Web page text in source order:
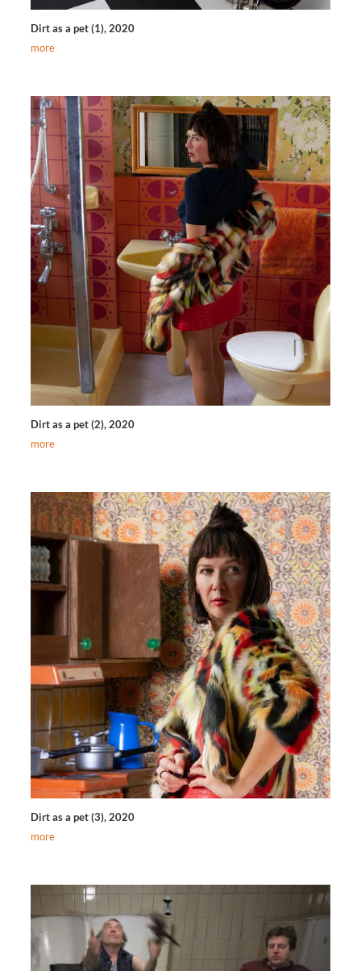
Dirt as a pet (1), 2020
more
Dirt as a pet (2), 2020
more
Dirt as a pet (3), 2020
more